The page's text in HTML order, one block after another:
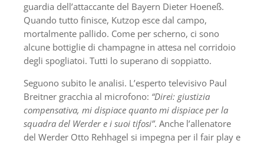
guardia dell’attaccante del Bayern Dieter Hoeneß.
Quando tutto finisce, Kutzop esce dal campo,
mortalmente pallido. Come per scherno, ci sono
alcune bottiglie di champagne in attesa nel corridoio
degli spogliatoi. Tutti lo superano di soppiatto.
Seguono subito le analisi. L’esperto televisivo Paul
Breitner gracchia al microfono: “Direi: giustizia
compensativa, mi dispiace quanto mi dispiace per la
squadra del Werder e i suoi tifosi”. Anche l’allenatore
del Werder Otto Rehhagel si impegna per il fair play e